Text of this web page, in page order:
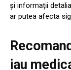
și informații
ar putea afecta
iau